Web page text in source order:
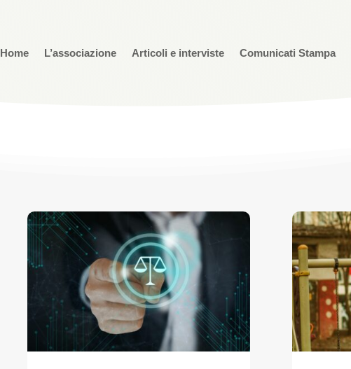
Home L’associazione Articoli e interviste Comunicati Stampa